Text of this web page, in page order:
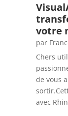
votre
par
Chers
de vous
avec